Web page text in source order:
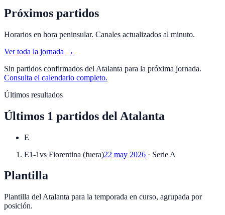
Próximos partidos
Horarios en hora peninsular. Canales actualizados al minuto.
Ver toda la jornada →
Sin partidos confirmados del Atalanta para la próxima jornada.
Consulta el calendario completo.
Últimos resultados
Últimos 1 partidos del Atalanta
E
E1-1vs Fiorentina (fuera)22 may 2026 · Serie A
Plantilla
Plantilla del Atalanta para la temporada en curso, agrupada por
posición.